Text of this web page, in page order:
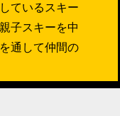
ているスキー
子スキーを中
通して仲間の